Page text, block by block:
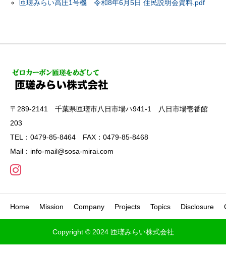
匝瑳みらい高圧1号機 令和8年6月5日 住民説明会資料.pdf
〒289-2141 千葉県匝瑳市八日市場ハ941-1 八日市場壱番館
203
TEL：0479-85-8464 FAX：0479-85-8468
Mail：info-mail@sosa-mirai.com
Home Mission Company Projects Topics Disclosure
Copyright © 2024 匝瑳みらい株式会社